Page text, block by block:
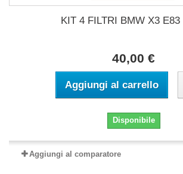
KIT 4 FILTRI BMW X3 E83
40,00 €
Aggiungi al carrello
Disponibile
Aggiungi al comparatore